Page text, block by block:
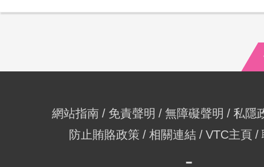
網站指南 免責聲明 無障礙聲明
私隱
防止賄賂政策
相關連結 VTC主頁